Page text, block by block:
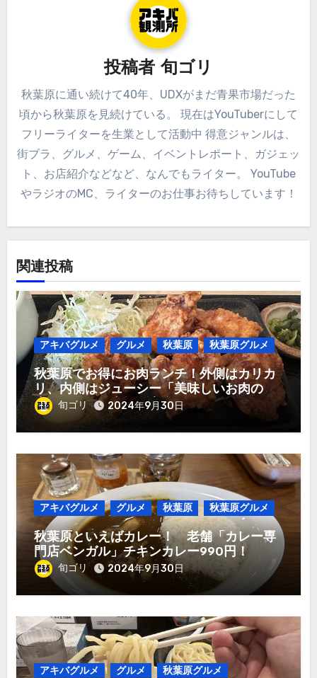
投稿者 旬ゴリ
秋葉原に通い続けて40年、UDXがまだ青果市場だった
頃から秋葉原を見続けている。 現在はYouTuberにして
フリーライターを生業として活動中 得意ジャンルは、
街ブラ、グルメ、ゲーム、イベントレポート、ガジェッ
ト、お店紹介などなど、なんでもライター。 YouTube
やラジオのMC、ライターのお仕事お待ちしています！
関連投稿
アキバグルメ グルメ 秋葉原 秋葉原グルメ
秋葉原でお得にお肉ランチ！外側はカリカ
リ、内側はジューシー「美味しいお肉のお
店 やまの」唐揚げ定食980円！
旬ゴリ 2024年9月30日
アキバグルメ グルメ 秋葉原 秋葉原グルメ
秋葉原といえばカレー！ 老舗「カレー専
門店ベンガル」チキンカレー990円！
旬ゴリ 2024年9月30日
アキバグルメ グルメ 秋葉原グルメ